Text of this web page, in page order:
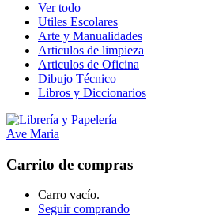
Ver todo
Utiles Escolares
Arte y Manualidades
Articulos de limpieza
Articulos de Oficina
Dibujo Técnico
Libros y Diccionarios
Carrito de compras
Carro vacío.
Seguir comprando